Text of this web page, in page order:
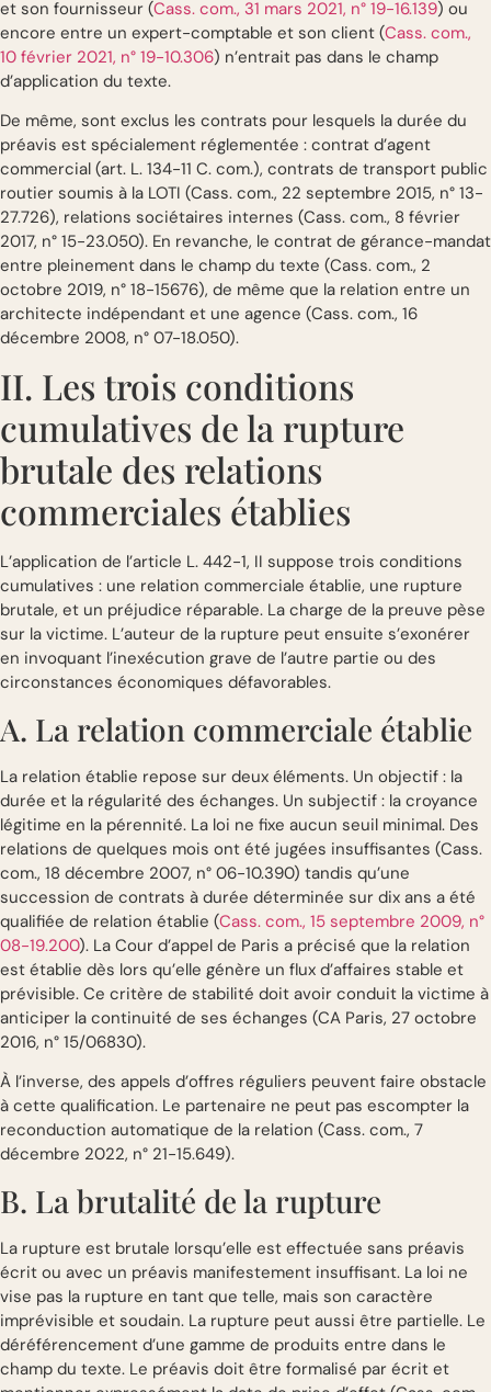
et son fournisseur (Cass. com., 31 mars 2021, n° 19-16.139) ou
encore entre un expert-comptable et son client (Cass. com.,
10 février 2021, n° 19-10.306) n’entrait pas dans le champ
d’application du texte.
De même, sont exclus les contrats pour lesquels la durée du
préavis est spécialement réglementée : contrat d’agent
commercial (art. L. 134-11 C. com.), contrats de transport public
routier soumis à la LOTI (Cass. com., 22 septembre 2015, n° 13-
27.726), relations sociétaires internes (Cass. com., 8 février
2017, n° 15-23.050). En revanche, le contrat de gérance-mandat
entre pleinement dans le champ du texte (Cass. com., 2
octobre 2019, n° 18-15676), de même que la relation entre un
architecte indépendant et une agence (Cass. com., 16
décembre 2008, n° 07-18.050).
II. Les trois conditions
cumulatives de la rupture
brutale des relations
commerciales établies
L’application de l’article L. 442-1, II suppose trois conditions
cumulatives : une relation commerciale établie, une rupture
brutale, et un préjudice réparable. La charge de la preuve pèse
sur la victime. L’auteur de la rupture peut ensuite s’exonérer
en invoquant l’inexécution grave de l’autre partie ou des
circonstances économiques défavorables.
A. La relation commerciale établie
La relation établie repose sur deux éléments. Un objectif : la
durée et la régularité des échanges. Un subjectif : la croyance
légitime en la pérennité. La loi ne fixe aucun seuil minimal. Des
relations de quelques mois ont été jugées insuffisantes (Cass.
com., 18 décembre 2007, n° 06-10.390) tandis qu’une
succession de contrats à durée déterminée sur dix ans a été
qualifiée de relation établie (Cass. com., 15 septembre 2009, n°
08-19.200). La Cour d’appel de Paris a précisé que la relation
est établie dès lors qu’elle génère un flux d’affaires stable et
prévisible. Ce critère de stabilité doit avoir conduit la victime à
anticiper la continuité de ses échanges (CA Paris, 27 octobre
2016, n° 15/06830).
À l’inverse, des appels d’offres réguliers peuvent faire obstacle
à cette qualification. Le partenaire ne peut pas escompter la
reconduction automatique de la relation (Cass. com., 7
décembre 2022, n° 21-15.649).
B. La brutalité de la rupture
La rupture est brutale lorsqu’elle est effectuée sans préavis
écrit ou avec un préavis manifestement insuffisant. La loi ne
vise pas la rupture en tant que telle, mais son caractère
imprévisible et soudain. La rupture peut aussi être partielle. Le
déréférencement d’une gamme de produits entre dans le
champ du texte. Le préavis doit être formalisé par écrit et